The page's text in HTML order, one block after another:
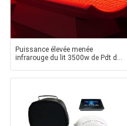
Puissance élevée menée
infrarouge du lit 3500w de Pdt de